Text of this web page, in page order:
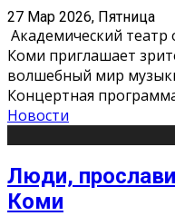
27 Мар 2026, Пятница
Академический театр
Коми приглашает
волшебный мир
Концертная
Новости
Люди,
Коми